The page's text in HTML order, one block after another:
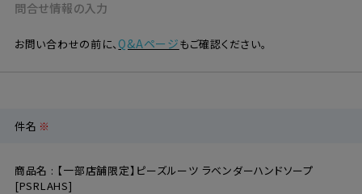
COLLECTIONS / ブランド一覧
問合せ情報の入力
お問い合わせの前に、 Q&Aページもご確認ください。
件名 ※
商品名 : 【一部店舗限定】ピーズルーツ ラベンダーハンドソープ
[PSRLAHS]